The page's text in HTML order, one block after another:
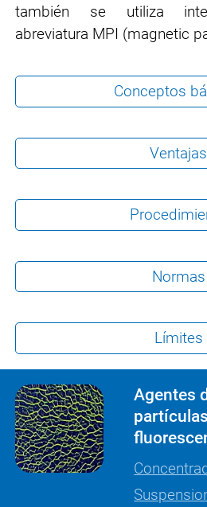
también se utiliza
abreviatura MPI (magnetic
Conceptos
Ventajas
Normas
Límites
Agentes